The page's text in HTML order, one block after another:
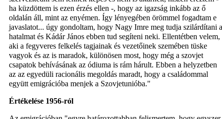
ha küzdöttem is ezen érzés ellen -, hogy az igazság inkább az ő
oldalán áll, mint az enyémen. Így lényegében örömmel fogadtam e
javaslatot... úgy gondoltam, hogy Nagy Imre meg tudja szilárdítani a
hatalmat és Kádár János ebben tud segíteni neki. Ellentétben velem,
aki a fegyveres felkelés tagjainak és vezetőinek szemében tüske
vagyok és az is maradok, különösen most, hogy még a szovjet
csapatok behívásának az ódiuma is rám hárult. Ebben a helyzetben
az az egyedüli racionális megoldás maradt, hogy a családommal
együtt emigrációba menjek a Szovjetunióba."
Értékelése 1956-ról